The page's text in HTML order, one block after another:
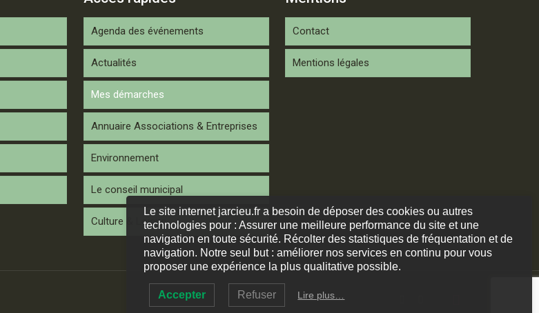
Agenda des événements
Actualités
Mes démarches
Annuaire Associations & Entreprises
Environnement
Le conseil municipal
Culture & Loisirs
Contact
Mentions légales
Le site internet jarcieu.fr a besoin de déposer des cookies ou autres
technologies pour : Assurer une meilleure performance du site et une
navigation en toute sécurité. Récolter des statistiques de fréquentation et de
navigation. Notre seul but : améliorer nos services en continu pour vous
proposer une expérience la plus qualitative possible.
Accepter Refuser Lire plus…